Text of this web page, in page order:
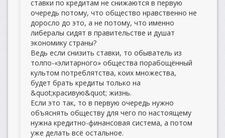
ставки по кредитам не снижаются в первую
очередь потому, что общество нравственно не
доросло до это, а не потому, что именно
либералы сидят в правительстве и душат
экономику страны?
Ведь если снизить ставки, то обыватель из
толпо-«элитарного» общества порабощённый
культом потреблятства, коих множества,
будет брать кредиты только на
&quot;красивую&quot; жизнь.
Если это так, то в первую очередь нужно
объяснять обществу для чего по настоящему
нужна кредитно-финансовая система, а потом
уже делать всё остальное.